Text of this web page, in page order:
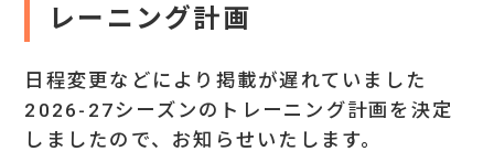
レーニング計画
日程変更などにより掲載が遅れていました
2026-27シーズンのトレーニング計画を決定
しましたので、お知らせいたします。